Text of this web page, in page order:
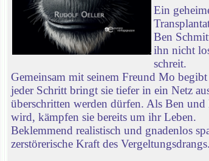
Ein
Ben
ihn nicht
schreit.
Gemeinsam mit seinem Freund Mo
jeder Schritt bringt sie tiefer in ein Netz
überschritten werden dürfen. Als Ben
wird, kämpfen sie bereits um ihr Leben.
Beklemmend realistisch und gnadenlos
zerstörerische Kraft des